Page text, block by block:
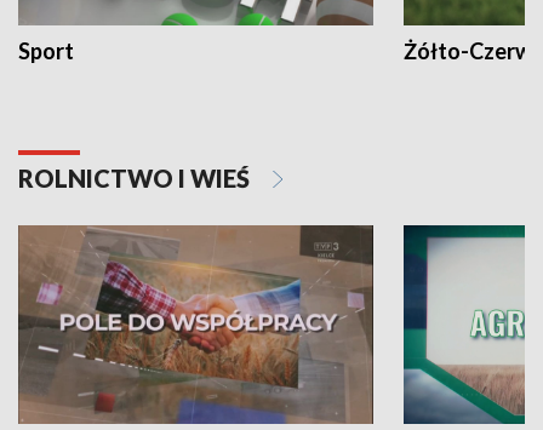
Sport Żółto-
ROLNICTWO I WIEŚ